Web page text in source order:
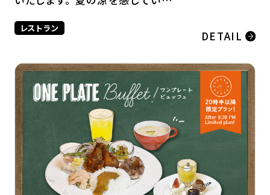
レストラン
DETAIL